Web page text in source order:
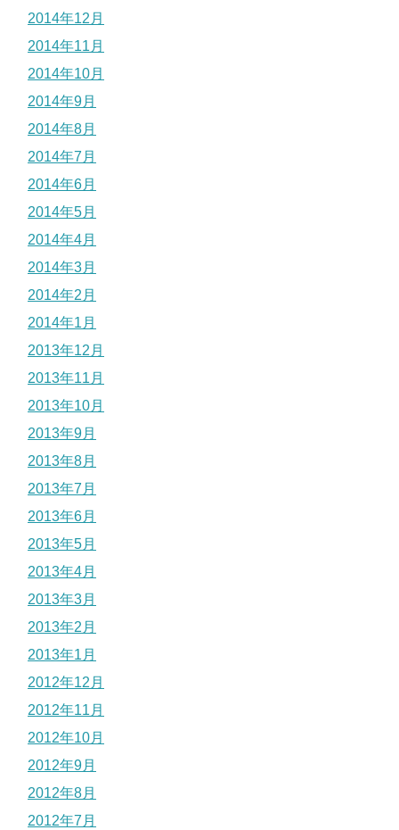
2014年12月
2014年11月
2014年10月
2014年9月
2014年8月
2014年7月
2014年6月
2014年5月
2014年4月
2014年3月
2014年2月
2014年1月
2013年12月
2013年11月
2013年10月
2013年9月
2013年8月
2013年7月
2013年6月
2013年5月
2013年4月
2013年3月
2013年2月
2013年1月
2012年12月
2012年11月
2012年10月
2012年9月
2012年8月
2012年7月